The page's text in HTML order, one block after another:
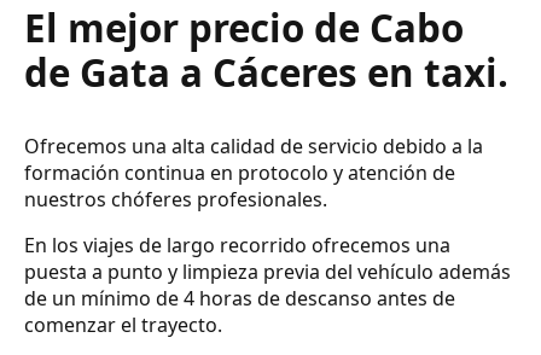
El mejor precio de Cabo
de Gata a Cáceres en taxi.
Ofrecemos una alta calidad de servicio debido a la
formación continua en protocolo y atención de
nuestros chóferes profesionales.
En los viajes de largo recorrido ofrecemos una
puesta a punto y limpieza previa del vehículo además
de un mínimo de 4 horas de descanso antes de
comenzar el trayecto.